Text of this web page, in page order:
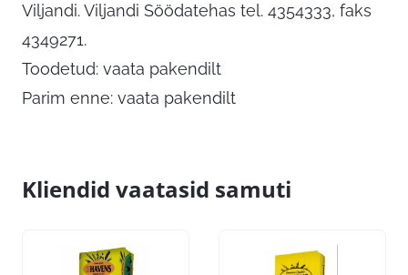
Viljandi. Viljandi Söödatehas tel. 4354333, faks
4349271.
Toodetud: vaata pakendilt
Parim enne: vaata pakendilt
Kliendid vaatasid samuti